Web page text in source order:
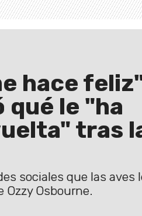
hace
qué le "ha
tras
sociales que las aves
Ozzy Osbourne.